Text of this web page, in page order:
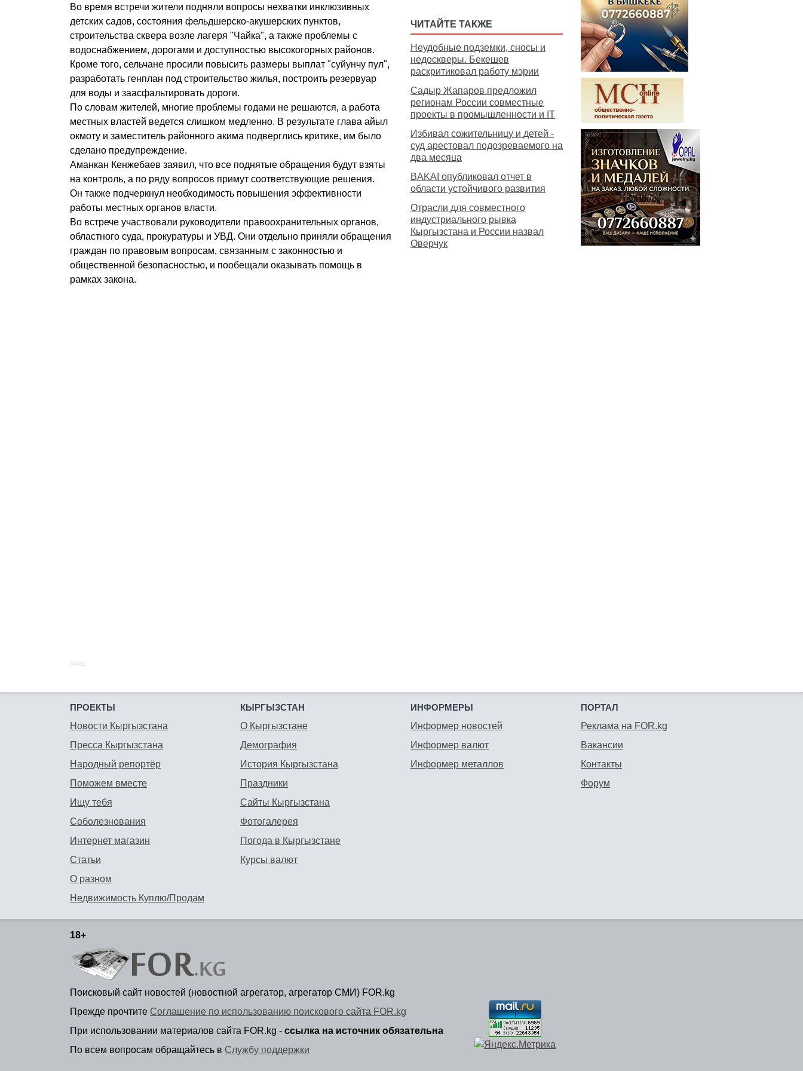
Во время встречи жители подняли вопросы нехватки инклюзивных
детских садов, состояния фельдшерско-акушерских пунктов,
строительства сквера возле лагеря "Чайка", а также проблемы с
водоснабжением, дорогами и доступностью высокогорных районов.
Кроме того, сельчане просили повысить размеры выплат "суйунчу пул",
разработать генплан под строительство жилья, построить резервуар
для воды и заасфальтировать дороги.
По словам жителей, многие проблемы годами не решаются, а работа
местных властей ведется слишком медленно. В результате глава айыл
окмоту и заместитель районного акима подверглись критике, им было
сделано предупреждение.
Аманкан Кенжебаев заявил, что все поднятые обращения будут взяты
на контроль, а по ряду вопросов примут соответствующие решения.
Он также подчеркнул необходимость повышения эффективности
работы местных органов власти.
Во встрече участвовали руководители правоохранительных органов,
областного суда, прокуратуры и УВД. Они отдельно приняли обращения
граждан по правовым вопросам, связанным с законностью и
общественной безопасностью, и пообещали оказывать помощь в
рамках закона.
ЧИТАЙТЕ ТАКЖЕ
Неудобные подземки, сносы и
недоскверы. Бекешев
раскритиковал работу мэрии
Садыр Жапаров предложил
регионам России совместные
проекты в промышленности и IT
Избивал сожительницу и детей -
суд арестовал подозреваемого на
два месяца
BAKAI опубликовал отчет в
области устойчивого развития
Отрасли для совместного
индустриального рывка
Кыргызстана и России назвал
Оверчук
SAPE:
ПРОЕКТЫ
Новости Кыргызстана
Пресса Кыргызстана
Народный репортёр
Поможем вместе
Ищу тебя
Соболезнования
Интернет магазин
Статьи
О разном
Недвижимость Куплю/Продам
КЫРГЫЗСТАН
О Кыргызстане
Демография
История Кыргызстана
Праздники
Сайты Кыргызстана
Фотогалерея
Погода в Кыргызстане
Курсы валют
ИНФОРМЕРЫ
Информер новостей
Информер валют
Информер металлов
ПОРТАЛ
Реклама на FOR.kg
Вакансии
Контакты
Форум
18+
Поисковый сайт новостей (новостной агрегатор, агрегатор СМИ) FOR.kg
Прежде прочтите Соглашение по использованию поискового сайта FOR.kg
При использовании материалов сайта FOR.kg - ссылка на источник обязательна
По всем вопросам обращайтесь в Службу поддержки